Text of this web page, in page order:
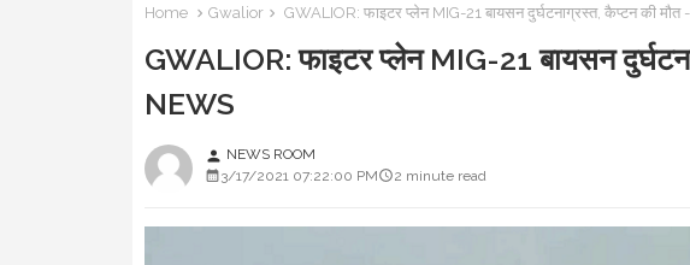
Home Gwalior GWALIOR: फाइटर प्लेन MIG-21 बायसन दुर्घटनाग्रस्त, कैप्टन की
GWALIOR: फाइटर प्लेन MIG-21 बायसन
NEWS
person NEWS ROOM
3/17/2021 07:22:00 PM
2 minute read